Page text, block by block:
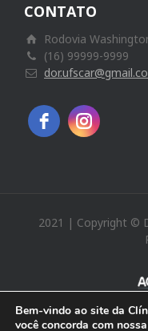
CONTATO
Rodovia
(16) 99999-9999
2021 | Copyright ©
Bem-vindo ao site da
você concorda com nossa